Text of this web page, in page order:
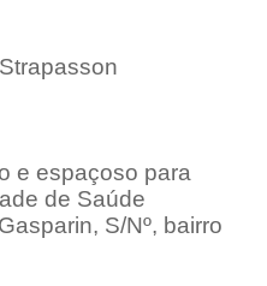
e espaçoso para
de Saúde
S/Nº, bairro